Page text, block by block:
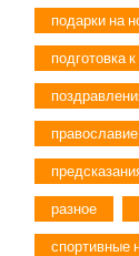
подарки на
подготовка
православие
разное
спортивные